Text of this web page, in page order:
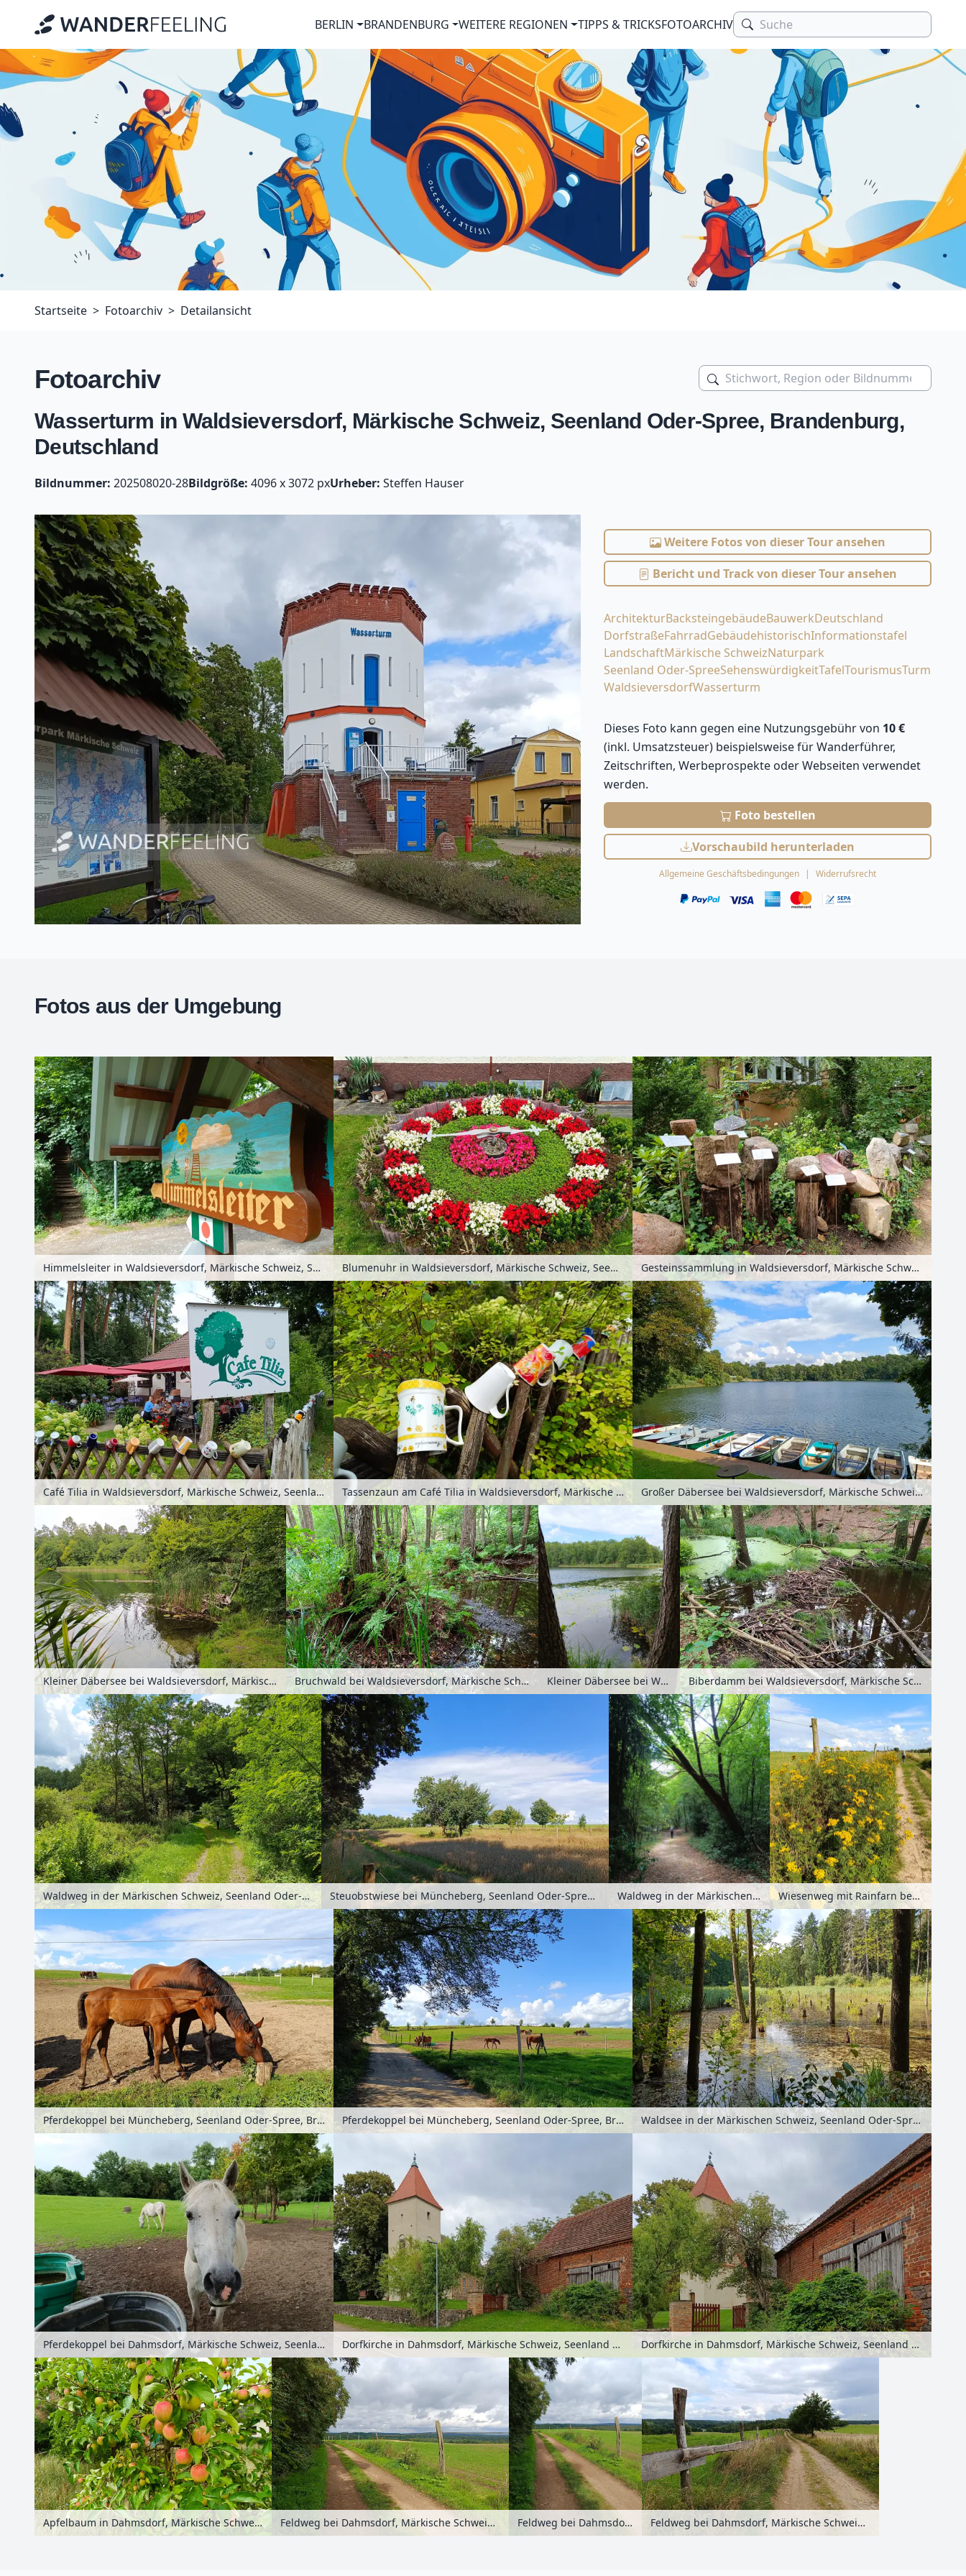
BERLIN BRANDENBURG WEITERE REGIONEN TIPPS & TRICKSFOTOARCHIV
Startseite Fotoarchiv Detailansicht
Fotoarchiv
Wasserturm in Waldsieversdorf, Märkische Schweiz, Seenland Oder-Spree, Brandenburg,
Deutschland
Bildnummer: 202508020-28Bildgröße: 4096 x 3072 pxUrheber: Steffen Hauser
Weitere Fotos von dieser Tour ansehen
Bericht und Track von dieser Tour ansehen
ArchitekturBacksteingebäudeBauwerkDeutschland
DorfstraßeFahrradGebäudehistorischInformationstafel
LandschaftMärkische SchweizNaturpark
Seenland Oder-SpreeSehenswürdigkeitTafelTourismusTurm
WaldsieversdorfWasserturm
Dieses Foto kann gegen eine Nutzungsgebühr von 10 €
(inkl. Umsatzsteuer) beispielsweise für Wanderführer,
Zeitschriften, Werbeprospekte oder Webseiten verwendet
werden.
Foto bestellen
Vorschaubild herunterladen
Allgemeine Geschäftsbedingungen Widerrufsrecht
Fotos aus der Umgebung
+
−
Himmelsleiter in Waldsieversdorf, Märkische Schweiz, Seenland Oder-Spree, Brandenburg, Deutschland Blumenuhr in Waldsieversdorf, Märkische Schweiz, Seenland Oder-Spree, Brandenburg, Deutschland Gesteinssammlung in Waldsieversdorf, Märkische Schweiz, Seenland Oder-Spree, Brandenburg, Deutschland
Café Tilia in Waldsieversdorf, Märkische Schweiz, Seenland Oder-Spree, Brandenburg, Deutschland Tassenzaun am Café Tilia in Waldsieversdorf, Märkische Schweiz, Seenland Oder-Spree, Brandenburg, Deutschland Großer Däbersee bei Waldsieversdorf, Märkische Schweiz, Seenland Oder-Spree, Brandenburg, Deutschland
Kleiner Däbersee bei Waldsieversdorf, Märkische Schweiz, Seenland Oder-Spree, Brandenburg, Deutschland Bruchwald bei Waldsieversdorf, Märkische Schweiz, Seenland Oder-Spree, Brandenburg, Deutschland Kleiner Däbersee bei Waldsieversdorf, Märkische Schweiz, Seenland Oder-Spree, Brandenburg, Deutschland Biberdamm bei Waldsieversdorf, Märkische Schweiz, Seenland Oder-Spree, Brandenburg, Deutschland
Waldweg in der Märkischen Schweiz, Seenland Oder-Spree, Brandenburg, Deutschland Steuobstwiese bei Müncheberg, Seenland Oder-Spree, Brandenburg, Deutschland Waldweg in der Märkischen Schweiz, Seenland Oder-Spree, Brandenburg, Deutschland Wiesenweg mit Rainfarn bei Müncheberg, Seenland Oder-Spree, Brandenburg, Deutschland
Pferdekoppel bei Müncheberg, Seenland Oder-Spree, Brandenburg, Deutschland Pferdekoppel bei Müncheberg, Seenland Oder-Spree, Brandenburg, Deutschland Waldsee in der Märkischen Schweiz, Seenland Oder-Spree, Brandenburg, Deutschland
Pferdekoppel bei Dahmsdorf, Märkische Schweiz, Seenland Oder-Spree, Brandenburg, Deutschland Dorfkirche in Dahmsdorf, Märkische Schweiz, Seenland Oder-Spree, Brandenburg, Deutschland Dorfkirche in Dahmsdorf, Märkische Schweiz, Seenland Oder-Spree, Brandenburg, Deutschland
Apfelbaum in Dahmsdorf, Märkische Schweiz, Seenland Oder-Spree, Brandenburg, Deutschland Feldweg bei Dahmsdorf, Märkische Schweiz, Seenland Oder-Spree, Brandenburg, Deutschland Feldweg bei Dahmsdorf, Märkische Schweiz, Seenland Oder-Spree, Brandenburg, Deutschland Feldweg bei Dahmsdorf, Märkische Schweiz, Seenland Oder-Spree, Brandenburg, Deutschland